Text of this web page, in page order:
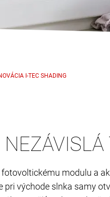
I-TEC SHADING
modulu a
východe slnka samy